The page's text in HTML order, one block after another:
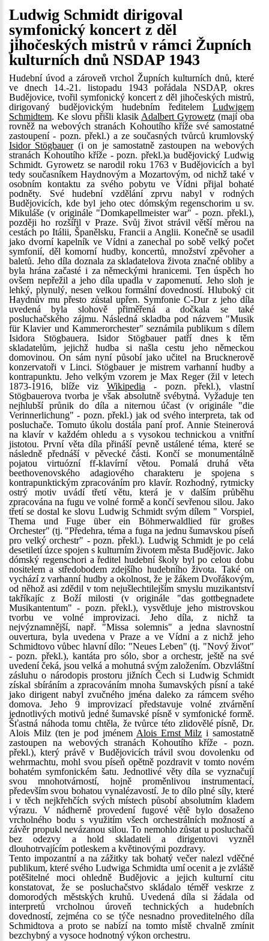
Ludwig Schmidt dirigoval
symfonický koncert z děl
jihočeských mistrů v rámci Župních
kulturních dnů NSDAP 1943
Hudební úvod a zároveň vrchol Župních kulturních dnů, které
ve dnech 14.-21. listopadu 1943 pořádala NSDAP, okres
Budějovice, tvořil symfonický koncert z děl jihočeských mistrů,
dirigovaný budějovickým hudebním ředitelem Ludwigem
Schmidtem. Ke slovu přišli klasik Adalbert Gyrowetz (mají oba
rovněž na webových stranách Kohoutího kříže své samostatné
zastoupení - pozn. překl.) a ze současných tvůrců krumlovský
Isidor Stögbauer(i on je samostatně zastoupen na webových
stranách Kohoutího kříže - pozn. překl.)a budějovický Ludwig
Schmidt. Gyrowetz se narodil roku 1763 v Budějovicích a byl
tedy současníkem Haydnovým a Mozartovým, od nichž také v
osobním kontaktu za svého pobytu ve Vídni přijal bohaté
podněty. Své hudební vzdělání zprvu nabyl v rodných
Budějovicích, kde byl jeho otec dómským regenschorim u sv.
Mikuláše (v originále "Domkapellmeister war" - pozn. překl.),
později ho rozšířil v Praze. Svůj život strávil větší měrou na
cestách po Itálii, Španělsku, Francii a Anglii. Konečně se usadil
jako dvorní kapelník ve Vídni a zanechal po sobě velký počet
symfonií, děl komorní hudby, koncertů, množství zpěvoher a
baletů. Jeho díla doznala za skladatelova života značné obliby a
byla hrána začasté i za německými hranicemi. Ten úspěch ho
ovšem nepřežil a jeho díla upadla v zapomenutí. Jeho sloh je
lehký, plynulý, nesen velkou formální dovedností. Hluboký cit
Haydnův mu přesto zůstal upřen. Symfonie C-Dur z jeho díla
uvedená byla slohově přiměřená a dočkala se také
posluchačského zájmu. Následná skladba pod názvem "Musik
für Klavier und Kammerorchester" seznámila publikum s dílem
Isidora Stögbauera. Isidor Stögbauer patří dnes k těm
skladatelům, jejichž hudba si našla cestu jeho německou
domovinou. On sám nyní působí jako učitel na Brucknerově
konzervatoři v Linci. Stögbauer je mistrem varhanní hudby a
kontrapunktu. Jeho velkým vzorem je Max Reger (žil v letech
1873-1916, blíže vizWikipedia - pozn. překl.), vlastní
Stögbauerova tvorba je však absolutně svébytná. Vyžaduje ten
nejhlubší průnik do díla a niternou účast (v originále "die
Verinnerlichung" - pozn. překl.) jak od svého interpreta, tak od
posluchače. Tomuto úkolu dostála paní prof. Annie Steinerová
na klavír v každém ohledu a s vysokou technickou a vnitřní
jistotou. První věta díla přináší pevně ustálené téma, které se
následně přednáší v pěvecké části. Končí se monumentálně
pojatou virtuózní ff-klavírní větou. Pomalá druhá věta
beethovenovského adagiového charakteru je spojena s
kontrapunktickým zpracováním pro klavír. Rozhodný, rytmicky
ostrý motiv uvádí třetí větu, která je v dalším průběhu
zpracována na fugu ve volné formě a končí sevřenou silou. Jako
třetí se dostal ke slovu Ludwig Schmidt svým dílem " Vorspiel,
Thema und Fuge über ein Böhmerwaldlied für großes
Orchester" (tj. "Předehra, téma a fuga na jednu šumavskou píseň
pro velký orchestr" - pozn. překl.). Ludwig Schmidt je po celá
desetiletí úzce spojen s kulturním životem města Budějovic. Jako
dómský regenschori a ředitel hudební školy byl po celou dobu
nositelem a středobodem zdejšího hudebního života. Také on
vychází z varhanní hudby a okolnost, že je žákem Dvořákovým,
od něhož asi zdědil v tom nejušlechtilejším smyslu muzikantství
takříkajíc z Boží milosti (v originále "das gottbegnadete
Musikantentum" - pozn. překl.), vysvětluje jeho mistrovskou
tvorbu ve volné improvizaci. Jeho díla, z nichž ta
nejvýznamnější, např. "Missa solemnis" a jedna slavnostní
ouvertura, byla uvedena v Praze a ve Vídni a z nichž jeho
Schmidtovo vůbec hlavní dílo: "Neues Leben" (tj. "Nový život"
- pozn. překl.), kantáta pro sólo, sbor a orchestr, ještě na své
uvedení čeká, jsou velká a mohutná svým založením. Obzvláštní
zásluhu o národopis prostoru jižních Čech si Ludwig Schmidt
získal sbíráním a zpracováním mnoha šumavských písní a také
jako dirigent nabyl zvučného jména daleko za rámcem svého
domova. Jeho 9 improvizací představuje volné ztvárnění
jednotlivých motivů jedné šumavské písně v symfonické formě.
Šťastná náhoda tomu chtěla, že tvůrce této zlidovělé písně, Dr.
Alois Milz (ten je pod jménem Alois Ernst Milz i samostatně
zastoupen na webových stranách Kohoutího kříže - pozn.
překl.), který právě v Budějovicích trávil svou dovolenku od
wehrmachtu, mohl svou píseň opětně pozdravit v tomto novém
bohatém symfonickém šatu. Jednotlivé věty díla se vyznačují
svou mnohotvárností, hojně proměnlivou instrumentací,
především svou bohatou vynalézavostí. Je to dílo plné síly, které
i v těch nejkřehčích svých místech působí absolutním kladem
výrazu. V nádherně provedení fugové větě bylo dosaženo
vrcholného bodu s využitím všech orchestrálních možností a
závěr propukl nevázanou silou. To nemohlo zůstat u posluchačů
bez odezvy a hold skladateli a dirigentovi vyzněl
dlouhotrvajícím potleskem a květinovými pozdravy.
Tento impozantní a na zážitky tak bohatý večer nalezl vděčné
publikum, které svého Ludwiga Schmidta umí ocenit a je zvláště
potěšitelné moci ohledně Budějovic a jejich kulturní citu
konstatovat, že se posluchačstvo skládalo téměř veskrze z
domorodých městských kruhů. Uvedená díla si žádala od
interpretů vrcholnou úroveň technických a hudebních
dovedností, zejména co se týče nesnadno proveditelného díla
Schmidtova a proto se nabízí na tomto místě chvalně zmínit
bezchybný a vysoce hodnotný výkon orchestru.